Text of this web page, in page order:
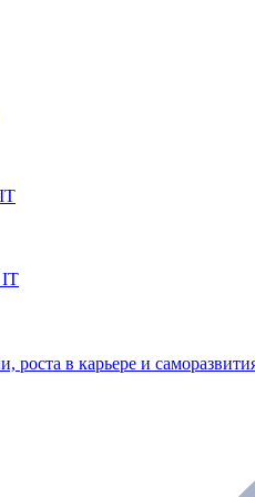
IT
роста в карьере и